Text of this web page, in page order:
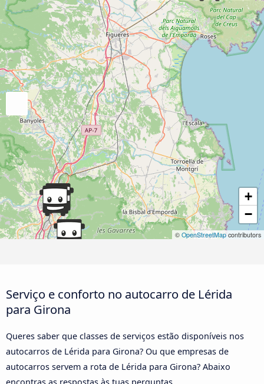
+
−
© OpenStreetMap contributors
Serviço e conforto no autocarro de Lérida
para Girona
Queres saber que classes de serviços estão disponíveis nos
autocarros de Lérida para Girona? Ou que empresas de
autocarros servem a rota de Lérida para Girona? Abaixo
encontras as respostas às tuas perguntas.